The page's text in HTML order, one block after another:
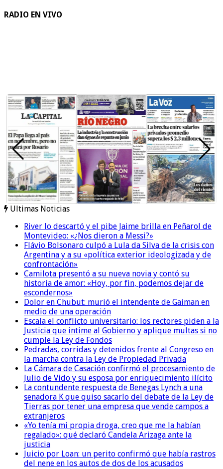
RADIO EN VIVO
Ultimas Noticias
River lo descartó y el pibe Jaime brilla en Peñarol de
Montevideo: «¿Nos dieron a Messi?»
Flávio Bolsonaro culpó a Lula da Silva de la crisis con
Argentina y a su «política exterior ideologizada y de
confrontación»
Camilota presentó a su nueva novia y contó su
historia de amor: «Hoy, por fin, podemos dejar de
escondernos»
Dolor en Chubut: murió el intendente de Gaiman en
medio de una operación
Escala el conflicto universitario: los rectores piden a la
Justicia que intime al Gobierno y aplique multas si no
cumple la Ley de Fondos
Pedradas, corridas y detenidos frente al Congreso en
la marcha contra la Ley de Propiedad Privada
La Cámara de Casación confirmó el procesamiento de
Julio de Vido y su esposa por enriquecimiento ilícito
La contundente respuesta de Benegas Lynch a una
senadora K que quiso sacarlo del debate de la Ley de
Tierras por tener una empresa que vende campos a
extranjeros
«Yo tenía mi propia droga, creo que me la habían
regalado»: qué declaró Candela Arizaga ante la
justicia
Juicio por Loan: un perito confirmó que había rastros
del nene en los autos de dos de los acusados